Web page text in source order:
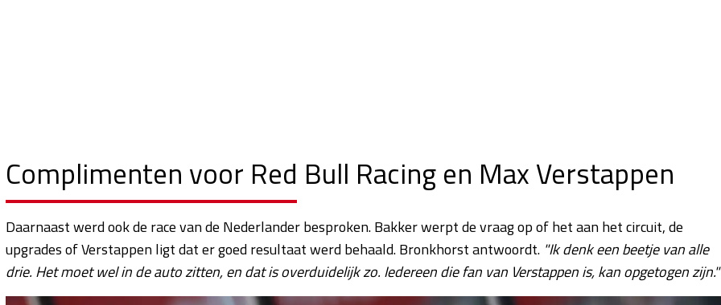
Complimenten voor Red Bull Racing en Max Verstappen
Daarnaast werd ook de race van de Nederlander besproken. Bakker werpt de vraag op of het aan het circuit, de
upgrades of Verstappen ligt dat er goed resultaat werd behaald. Bronkhorst antwoordt. "Ik denk een beetje van alle
drie. Het moet wel in de auto zitten, en dat is overduidelijk zo. Iedereen die fan van Verstappen is, kan opgetogen zijn."